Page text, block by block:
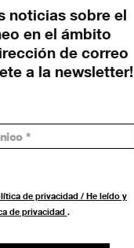
noticias sobre el
en el ámbito
de correo
a la newsletter!
de privacidad / He leído y
de privacidad .